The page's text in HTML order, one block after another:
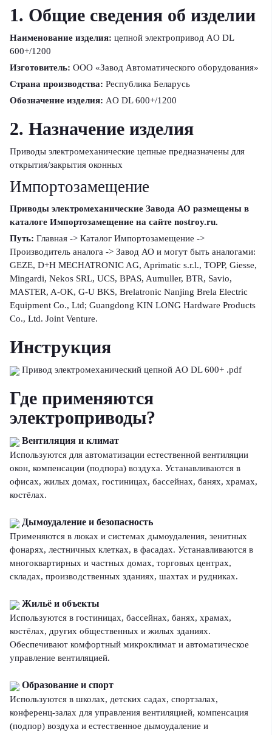
1. Общие сведения об изделии
Наименование изделия: цепной электропривод AO DL
600+/1200
Изготовитель: ООО «Завод Автоматического оборудования»
Страна производства: Республика Беларусь
Обозначение изделия: AO DL 600+/1200
2. Назначение изделия
Приводы электромеханические цепные предназначены для
открытия/закрытия оконных
Импортозамещение
Приводы электромеханические Завода АО размещены в
каталоге Импортозамещение на сайте nostroy.ru.
Путь: Главная -> Каталог Импортозамещение ->
Производитель аналога -> Завод АО и могут быть аналогами:
GEZE, D+H MECHATRONIC AG, Aprimatic s.r.l., TOPP, Giesse,
Mingardi, Nekos SRL, UCS, BPAS, Aumuller, BTR, Savio,
MASTER, A-OK, G-U BKS, Brelatronic Nanjing Brela Electric
Equipment Co., Ltd; Guangdong KIN LONG Hardware Products
Co., Ltd. Joint Venture.
Инструкция
Привод электромеханический цепной AO DL 600+ .pdf
Где применяются
электроприводы?
Вентиляция и климат
Используются для автоматизации естественной вентиляции
окон, компенсации (подпора) воздуха. Устанавливаются в
офисах, жилых домах, гостиницах, бассейнах, банях, храмах,
костёлах.
Дымоудаление и безопасность
Применяются в люках и системах дымоудаления, зенитных
фонарях, лестничных клетках, в фасадах. Устанавливаются в
многоквартирных и частных домах, торговых центрах,
складах, производственных зданиях, шахтах и рудниках.
Жильё и объекты
Используются в гостиницах, бассейнах, банях, храмах,
костёлах, других общественных и жилых зданиях.
Обеспечивают комфортный микроклимат и автоматическое
управление вентиляцией.
Образование и спорт
Используются в школах, детских садах, спортзалах,
конференц-залах для управления вентиляцией, компенсация
(подпор) воздуха и естественное дымоудаление и